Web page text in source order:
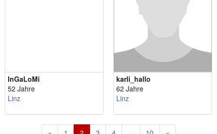
InGaLoMi
52 Jahre
Linz
karli_hallo
62 Jahre
Linz